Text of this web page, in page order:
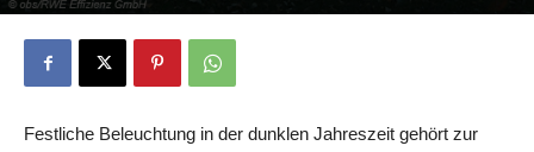
Festliche Beleuchtung in der dunklen Jahreszeit gehört zur